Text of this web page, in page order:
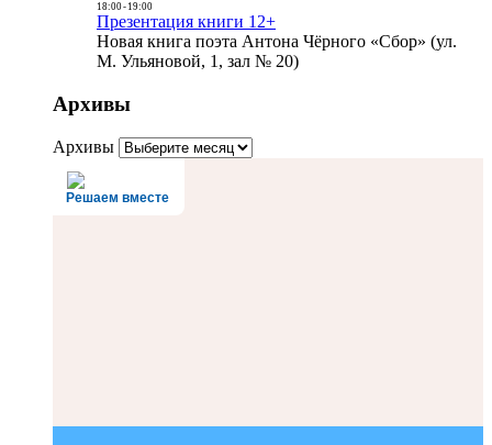
18:00- 19:00
Презентация книги 12+
Новая книга поэта Антона Чёрного «Сбор» (ул.
М. Ульяновой, 1, зал № 20)
Архивы
Архивы
Решаем вместе